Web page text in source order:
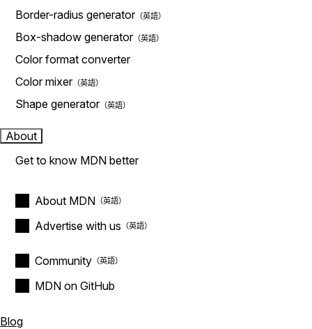
Border-radius generator
Box-shadow generator
Color format converter
Color mixer
Shape generator
About
Get to know MDN better
About MDN
Advertise with us
Community
MDN on GitHub
Blog